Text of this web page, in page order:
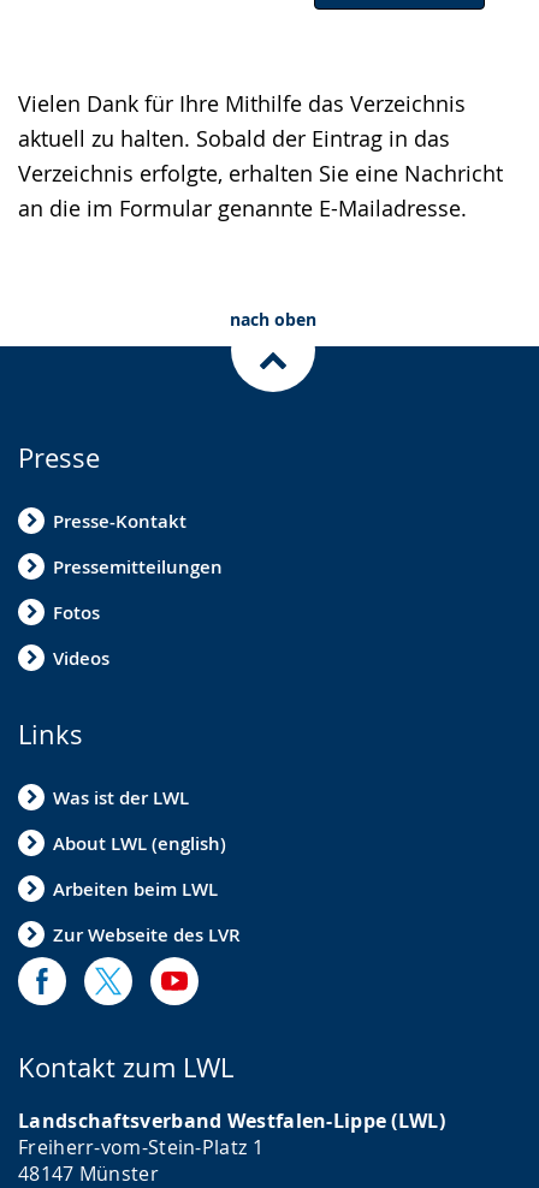
Vielen Dank für Ihre Mithilfe das Verzeichnis
aktuell zu halten. Sobald der Eintrag in das
Verzeichnis erfolgte, erhalten Sie eine Nachricht
an die im Formular genannte E-Mailadresse.
nach oben
Presse
Presse-Kontakt
Pressemitteilungen
Fotos
Videos
Links
Was ist der LWL
About LWL (english)
Arbeiten beim LWL
Zur Webseite des LVR
Kontakt zum LWL
Landschaftsverband Westfalen-Lippe (LWL)
Freiherr-vom-Stein-Platz 1
48147 Münster